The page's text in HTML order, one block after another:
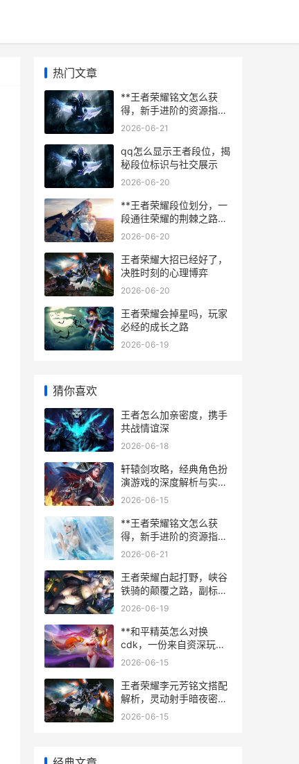
热门文章
**王者荣耀铭文怎么获
得，新手进阶的资源指
南，副标题，铭文获取全
2026-06-21
qq怎么显示王者段位，揭
秘段位标识与社交展示
2026-06-20
**王者荣耀段位划分，一
段通往荣耀的荆棘之路，
副标题，从倔强青铜到最
2026-06-20
王者荣耀大招已经好了，
决胜时刻的心理博弈
2026-06-20
王者荣耀会掉星吗，玩家
必经的成长之路
2026-06-19
猜你喜欢
王者怎么加亲密度，携手
共战情谊深
2026-06-18
轩辕剑攻略，经典角色扮
演游戏的深度解析与实战
指南，副标题，资深玩家
理
2026-06-15
**王者荣耀铭文怎么获
得，新手进阶的资源指
南，副标题，铭文获取全
2026-06-21
王者荣耀白起打野，峡谷
铁骑的颠覆之路，副标
题，肉刀与嘲讽的艺术交
2026-06-19
**和平精英怎么对换
cdk，一份来自资深玩家
的实用指南，副标题，全
巧**
2026-06-15
王者荣耀李元芳铭文搭配
解析，灵动射手暗夜密探
的致胜之道
2026-06-15